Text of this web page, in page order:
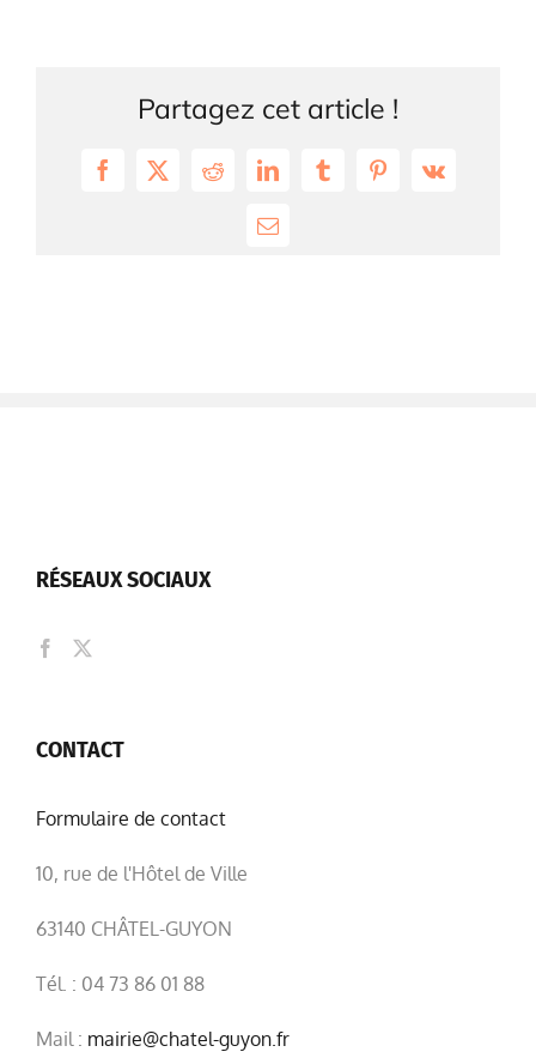
Partagez cet article !
Facebook
X RedditLinkedInTumblrPinterest
Vk
Email
RÉSEAUX SOCIAUX
CONTACT
Formulaire de contact
10, rue de l'Hôtel de Ville
63140 CHÂTEL-GUYON
Tél. : 04 73 86 01 88
Mail : mairie@chatel-guyon.fr